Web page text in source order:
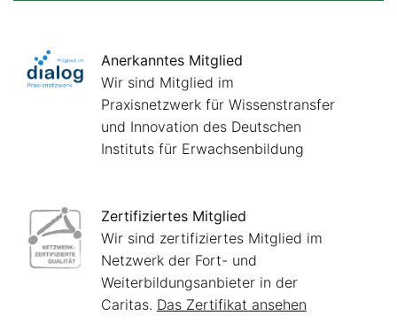
Anerkanntes Mitglied
Wir sind Mitglied im
Praxisnetzwerk für Wissenstransfer
und Innovation des Deutschen
Instituts für Erwachsenbildung
Zertifiziertes Mitglied
Wir sind zertifiziertes Mitglied im
Netzwerk der Fort- und
Weiterbildungsanbieter in der
Caritas. Das Zertifikat ansehen